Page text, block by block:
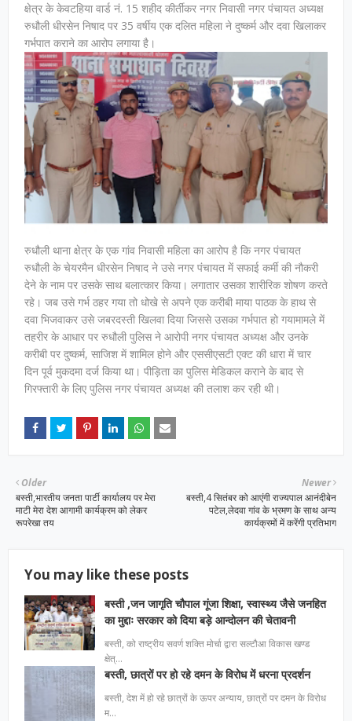
क्षेत्र के केवटहिया वार्ड नं. 15 शहीद कीर्तीकर नगर निवासी नगर पंचायत अध्यक्ष
रुधौली धीरसेन निषाद पर 35 वर्षीय एक दलित महिला ने दुष्कर्म और दवा खिलाकर
गर्भपात कराने का आरोप लगाया है।
रुधौली थाना क्षेत्र के एक गांव निवासी महिला का आरोप है कि नगर पंचायत
रुधौली के चेयरमैन धीरसेन निषाद ने उसे नगर पंचायत में सफाई कर्मी की नौकरी
देने के नाम पर उसके साथ बलात्कार किया। लगातार उसका शारीरिक शोषण करते
रहे। जब उसे गर्भ ठहर गया तो धोखे से अपने एक करीबी माया पाठक के हाथ से
दवा भिजवाकर उसे जबरदस्ती खिलवा दिया जिससे उसका गर्भपात हो गयामामले में
तहरीर के आधार पर रुधौली पुलिस ने आरोपी नगर पंचायत अध्यक्ष और उनके
करीबी पर दुष्कर्म, साजिश में शामिल होने और एससीएसटी एक्ट की धारा में चार
दिन पूर्व मुकदमा दर्ज किया था। पीड़िता का पुलिस मेडिकल कराने के बाद से
गिरफ्तारी के लिए पुलिस नगर पंचायत अध्यक्ष की तलाश कर रही थी।
Newer
बस्ती,4 सितंबर को आएंगी राज्यपाल आनंदीबेन
पटेल,लेदवा गांव के भ्रमण के साथ अन्य
कार्यक्रमों में करेंगी प्रतिभाग
Older
बस्ती,भारतीय जनता पार्टी कार्यालय पर मेरा
माटी मेरा देश आगामी कार्यक्रम को लेकर
रूपरेखा तय
You may like these posts
बस्ती ,जन जागृति चौपाल गूंजा शिक्षा, स्वास्थ्य जैसे जनहित
का मुद्दाः सरकार को दिया बड़े आन्दोलन की चेतावनी
बस्ती, को राष्ट्रीय सवर्ण शक्ति मोर्चा द्वारा सल्टौआ विकास खण्ड
क्षेत्…
बस्ती, छात्रों पर हो रहे दमन के विरोध में धरना प्रदर्शन
बस्ती, देश में हो रहे छात्रों के ऊपर अन्याय, छात्रों पर दमन के विरोध
म…